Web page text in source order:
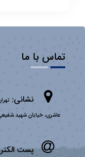
تماس با ما
نشانی:
عاشری، خیابان شهید
پست